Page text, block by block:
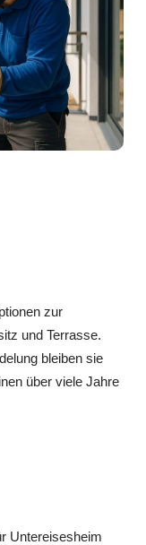
zur
und Terrasse.
bleiben sie
über viele Jahre
Untereisesheim